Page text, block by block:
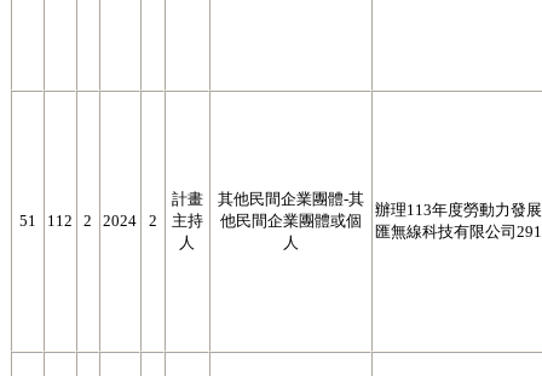
51 112 2 2024 2
計畫
主持
人
其他民間企業團體-其
他民間企業團體或個
人
辦理113年度勞動力發
匯無線科技有限公司